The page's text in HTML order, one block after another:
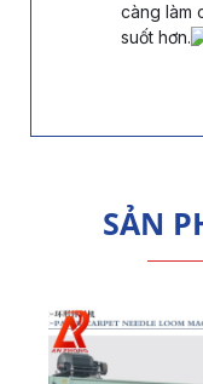
càng làm
suốt hơn.
SẢN